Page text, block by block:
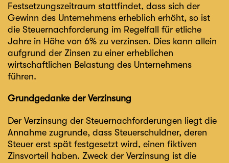
Festsetzungszeitraum stattfindet, dass sich der
Gewinn des Unternehmens erheblich erhöht, so ist
die Steuernachforderung im Regelfall für etliche
Jahre in Höhe von 6% zu verzinsen. Dies kann allein
aufgrund der Zinsen zu einer erheblichen
wirtschaftlichen Belastung des Unternehmens
führen.
Grundgedanke der Verzinsung
Der Verzinsung der Steuernachforderungen liegt die
Annahme zugrunde, dass Steuerschuldner, deren
Steuer erst spät festgesetzt wird, einen fiktiven
Zinsvorteil haben. Zweck der Verzinsung ist die